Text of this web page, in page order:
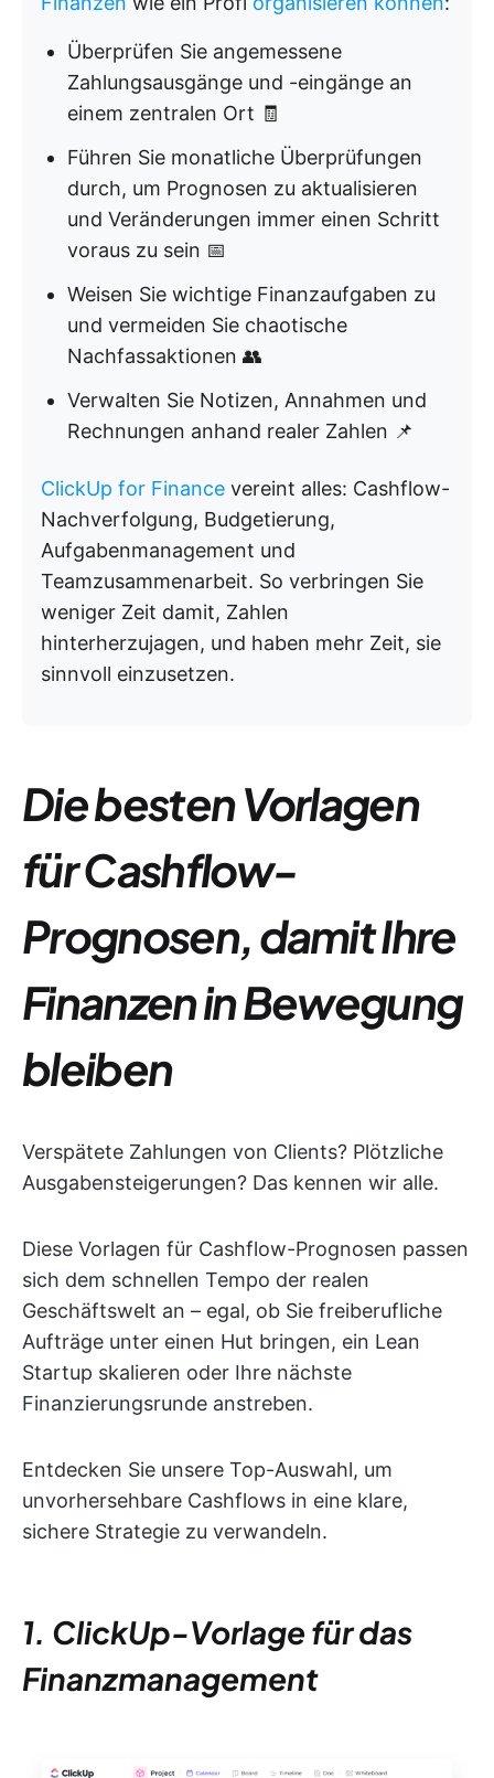
Überprüfen Sie angemessene
Zahlungsausgänge und -eingänge an
einem zentralen Ort 🧾
Führen Sie monatliche Überprüfungen
durch, um Prognosen zu aktualisieren
und Veränderungen immer einen Schritt
voraus zu sein 📅
Weisen Sie wichtige Finanzaufgaben zu
und vermeiden Sie chaotische
Nachfassaktionen 👥
Verwalten Sie Notizen, Annahmen und
Rechnungen anhand realer Zahlen 📌
ClickUp for Finance vereint alles: Cashflow-
Nachverfolgung, Budgetierung,
Aufgabenmanagement und
Teamzusammenarbeit. So verbringen Sie
weniger Zeit damit, Zahlen
hinterherzujagen, und haben mehr Zeit, sie
sinnvoll einzusetzen.
Die besten Vorlagen
für Cashflow-
Prognosen, damit Ihre
Finanzen in Bewegung
bleiben
Verspätete Zahlungen von Clients? Plötzliche
Ausgabensteigerungen? Das kennen wir alle.
Diese Vorlagen für Cashflow-Prognosen passen
sich dem schnellen Tempo der realen
Geschäftswelt an – egal, ob Sie freiberufliche
Aufträge unter einen Hut bringen, ein Lean
Startup skalieren oder Ihre nächste
Finanzierungsrunde anstreben.
Entdecken Sie unsere Top-Auswahl, um
unvorhersehbare Cashflows in eine klare,
sichere Strategie zu verwandeln.
1. ClickUp-Vorlage für das
Finanzmanagement